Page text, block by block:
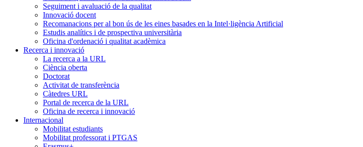
Seguiment i avaluació de la qualitat
Innovació docent
Recomanacions per al bon ús de les eines basades en la Intel·ligència Artificial
Estudis analítics i de prospectiva universitària
Oficina d'ordenació i qualitat acadèmica
Recerca i innovació
La recerca a la URL
Ciència oberta
Doctorat
Activitat de transferència
Càtedres URL
Portal de recerca de la URL
Oficina de recerca i innovació
Internacional
Mobilitat estudiants
Mobilitat professorat i PTGAS